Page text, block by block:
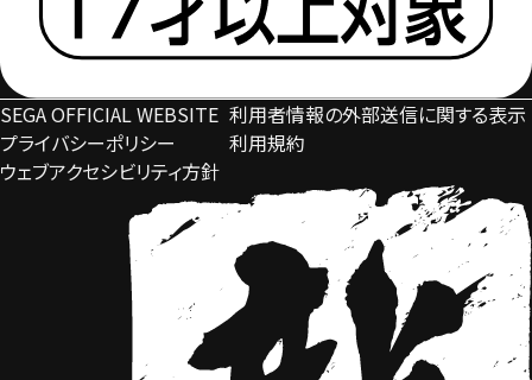
SEGA OFFICIAL WEBSITE
プライバシーポリシー
ウェブアクセシビリティ方針
利用者情報の外部送信に関する表示
利用規約​